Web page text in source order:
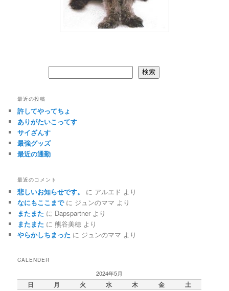
検索
最近の投稿
許してやってちょ
ありがたいこってす
サイざんす
最強グッズ
最近の通勤
最近のコメント
悲しいお知らせです。 に アルエド より
なにもここまでに ジュンのママ より
またまた に Dapspartner より
またまた に 熊谷美穂 より
やらかしちまった に ジュンのママ より
CALENDER
2024年5月
日 月 火 水 木 金
土